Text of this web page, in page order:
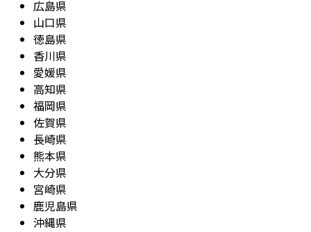
広島県
山口県
徳島県
香川県
愛媛県
高知県
福岡県
佐賀県
長崎県
熊本県
大分県
宮崎県
鹿児島県
沖縄県